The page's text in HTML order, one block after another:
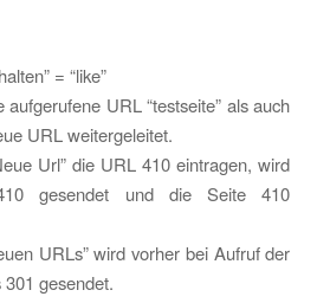
= “like”
URL “testseite” als auch
URL weitergeleitet.
Url” die URL 410 eintragen, wird
gesendet und die Seite 410
URLs” wird vorher bei Aufruf der
gesendet.